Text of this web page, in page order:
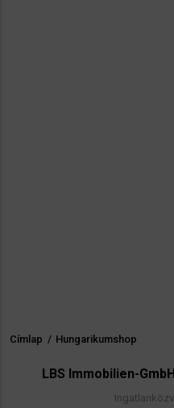
Morzsa
Címlap / Hungarikumshop
LBS Immobilien-GmbH